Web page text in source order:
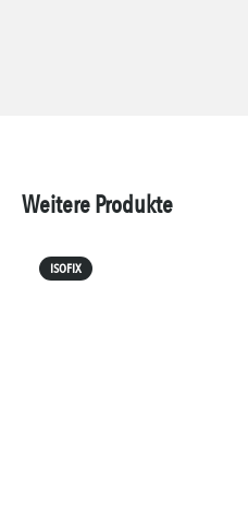
Weitere Produkte
ISOFIX